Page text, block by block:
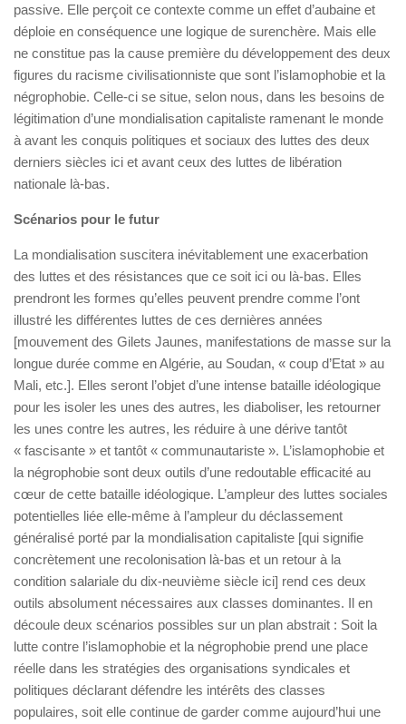
passive. Elle perçoit ce contexte comme un effet d’aubaine et
déploie en conséquence une logique de surenchère. Mais elle
ne constitue pas la cause première du développement des deux
figures du racisme civilisationniste que sont l’islamophobie et la
négrophobie. Celle-ci se situe, selon nous, dans les besoins de
légitimation d’une mondialisation capitaliste ramenant le monde
à avant les conquis politiques et sociaux des luttes des deux
derniers siècles ici et avant ceux des luttes de libération
nationale là-bas.
Scénarios pour le futur
La mondialisation suscitera inévitablement une exacerbation
des luttes et des résistances que ce soit ici ou là-bas. Elles
prendront les formes qu’elles peuvent prendre comme l’ont
illustré les différentes luttes de ces dernières années
[mouvement des Gilets Jaunes, manifestations de masse sur la
longue durée comme en Algérie, au Soudan, « coup d’Etat » au
Mali, etc.]. Elles seront l’objet d’une intense bataille idéologique
pour les isoler les unes des autres, les diaboliser, les retourner
les unes contre les autres, les réduire à une dérive tantôt
« fascisante » et tantôt « communautariste ». L’islamophobie et
la négrophobie sont deux outils d’une redoutable efficacité au
cœur de cette bataille idéologique. L’ampleur des luttes sociales
potentielles liée elle-même à l’ampleur du déclassement
généralisé porté par la mondialisation capitaliste [qui signifie
concrètement une recolonisation là-bas et un retour à la
condition salariale du dix-neuvième siècle ici] rend ces deux
outils absolument nécessaires aux classes dominantes. Il en
découle deux scénarios possibles sur un plan abstrait : Soit la
lutte contre l’islamophobie et la négrophobie prend une place
réelle dans les stratégies des organisations syndicales et
politiques déclarant défendre les intérêts des classes
populaires, soit elle continue de garder comme aujourd’hui une